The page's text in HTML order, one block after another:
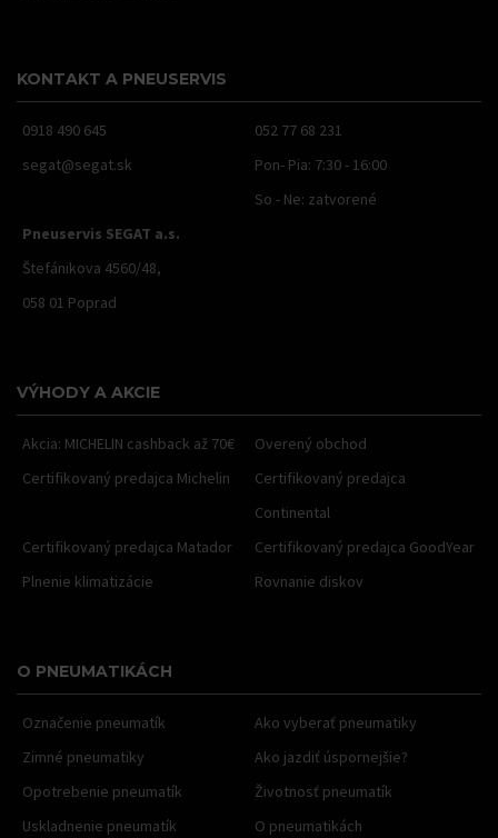
KONTAKT A PNEUSERVIS
0918 490 645
052 77 68 231
segat@segat.sk
Pon- Pia: 7:30 - 16:00
So - Ne: zatvorené
Pneuservis SEGAT a.s.
Štefánikova 4560/48,
058 01 Poprad
VÝHODY A AKCIE
Akcia: MICHELIN cashback až 70€
Overený obchod
Certifikovaný predajca Michelin
Certifikovaný predajca
Continental
Certifikovaný predajca Matador
Certifikovaný predajca GoodYear
Plnenie klimatizácie
Rovnanie diskov
O PNEUMATIKÁCH
Označenie pneumatík
Ako vyberať pneumatiky
Zimné pneumatiky
Ako jazdiť úspornejšie?
Opotrebenie pneumatík
Životnosť pneumatík
Uskladnenie pneumatík
O pneumatikách